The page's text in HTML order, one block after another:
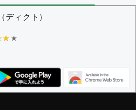
ディクト）